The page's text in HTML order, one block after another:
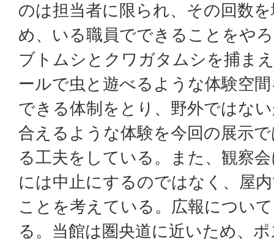
のは担当者に限られ、その回数
め、いる職員でできることをや
ブトムシとクワガタムシを捕ま
ールで虫と遊べるような体験空
できる体制をとり、野外ではな
合えるような体験を今回の展示
る工夫をしている。また、観察
には中止にするのではなく、屋
ことを考えている。広報につい
る。当館は圏央道に近いため、